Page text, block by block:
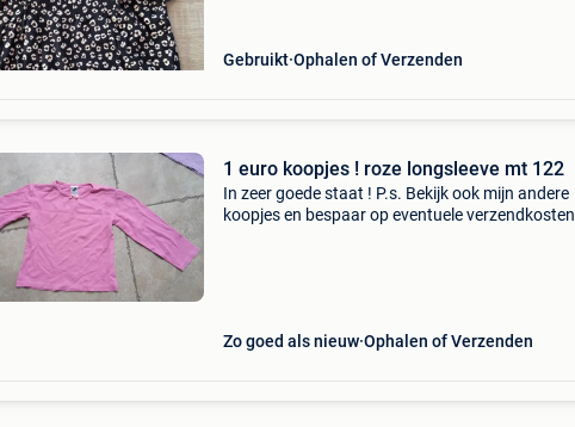
Gebruikt Ophalen of Verzenden
1 euro koopjes ! roze longsleeve mt 122
In zeer goede staat ! P.s. Bekijk ook mijn andere
koopjes en bespaar op eventuele verzendkosten
Zo goed als nieuw Ophalen of Verzenden